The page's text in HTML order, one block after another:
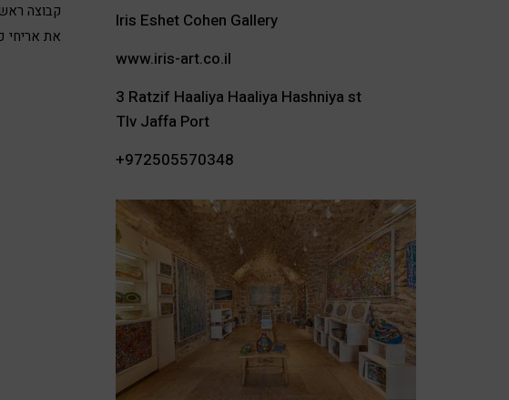
את אריחי
Iris Eshet Cohen Gallery
www.iris-art.co.il
3 Ratzif Haaliya Haaliya Hashniya st
Tlv Jaffa Port
+972505570348